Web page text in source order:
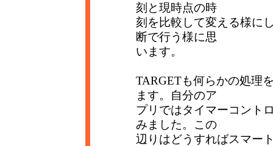
刻と現時点の時
刻を比較して変える様に
断で行う様に思
います。
TARGETも何らかの処理
ます。自分のア
プリではタイマーコント
みました。この
辺りはどうすればスマー